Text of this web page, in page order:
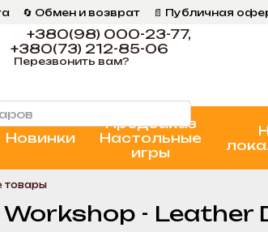
🔄 Обмен и возврат
📄 Публичная
📝 Блог 📞 Контакты Ігрова
+380(98) 000-23-77,
+380(73) 212-85-06
Перезвонить вам?
Новинки
Предзаказ
Настольные
игры
товары
- Leather